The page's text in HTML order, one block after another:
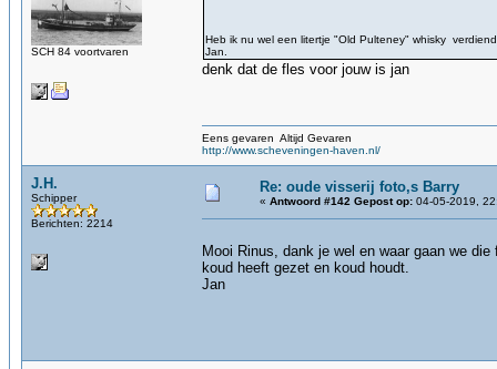
SCH 84 voortvaren
Heb ik nu wel een litertje "Old Pulteney" whisky
Jan.
denk dat de fles voor jouw is jan
Eens gevaren Altijd Gevaren
http://www.scheveningen-haven.nl/
J.H.
Schipper
Berichten: 2214
Re: oude visserij foto,s Barry
« Antwoord #142 Gepost op: 04-05-2019,
Mooi Rinus, dank je wel en waar gaan we
koud heeft gezet en koud houdt.
Jan